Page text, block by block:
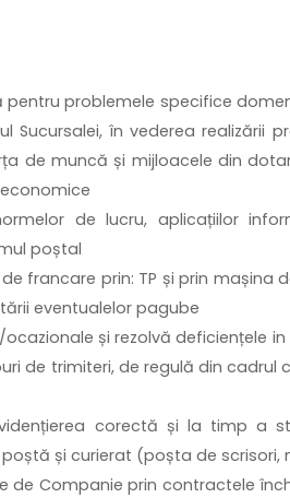
problemele specifice
în vederea realizării
de muncă și mijloacele din
de lucru, aplicațiilor
poștal
francare prin: TP și prin mașina
eventualelor pagube
și rezolvă deficiențele
de trimiteri, de regulă din cadrul
corectă și la timp a
și curierat (poșta de scrisori,
Companie prin contractele